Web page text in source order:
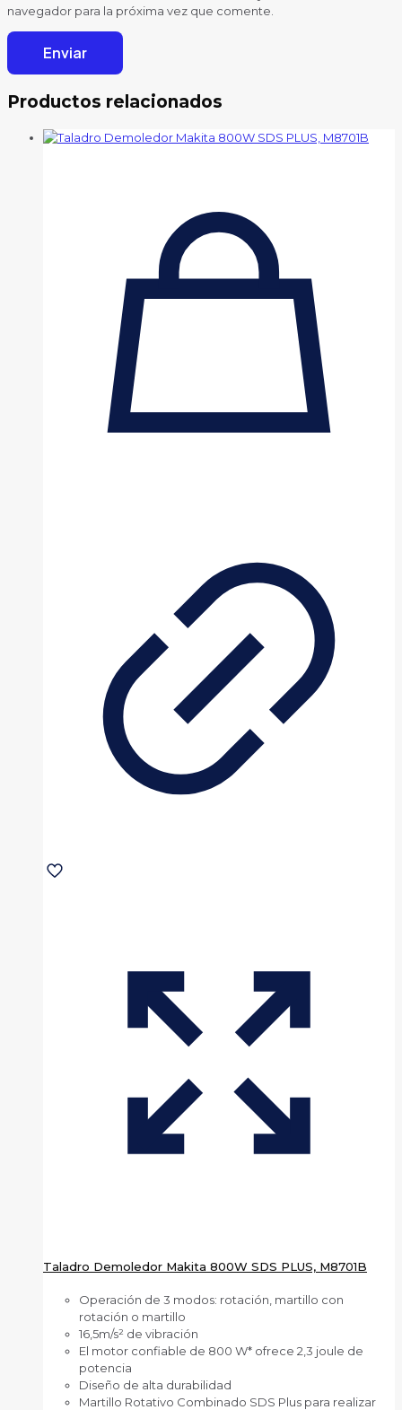
navegador para la próxima vez que comente.
Productos relacionados
Taladro Demoledor Makita 800W SDS PLUS, M8701B
Operación de 3 modos: rotación, martillo con
rotación o martillo
16,5m/s² de vibración
El motor confiable de 800 W* ofrece 2,3 joule de
potencia
Diseño de alta durabilidad
Martillo Rotativo Combinado SDS Plus para realizar